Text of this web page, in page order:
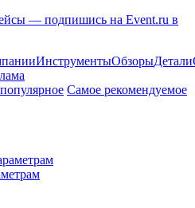
— подпишись на Event.ru в
ИнструментыОбзорыДетали
Самое рекомендуемое